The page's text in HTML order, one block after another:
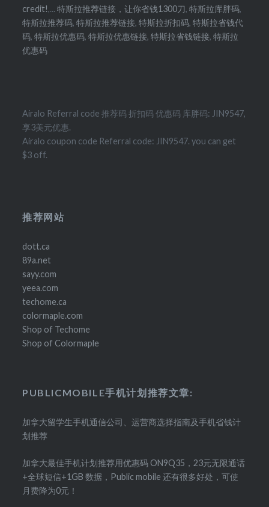
credit!,...特斯拉推荐链接，让你省钱1300刀,特斯拉库胖码,
特斯拉推荐码,特斯拉推荐链接,特斯拉折扣码,特斯拉省钱代
码,特斯拉优惠码,特斯拉优惠链接, 特斯拉省钱链接,特斯拉
优惠码
Airalo Referral code 推荐码 折扣码 优惠码 库胖码: JIN9547,
享3美元优惠.
Airalo coupon code Referral code: JIN9547. you can get
$3 off.
推荐网站
dott.ca
89a.net
sayy.com
yeea.com
techome.ca
colormaple.com
Shop of Techome
Shop of Colormaple
PUBLICMOBILE手机计划推荐文章:
加拿大留学生手机通信公司、运营商选择指南及手机省钱计
划推荐
加拿大最佳手机计划推荐用优惠码 ON9Q35，23元无限通话
+全球短信+1GB 数据，Public mobile 还有很多好处，可使
月费降为0元！